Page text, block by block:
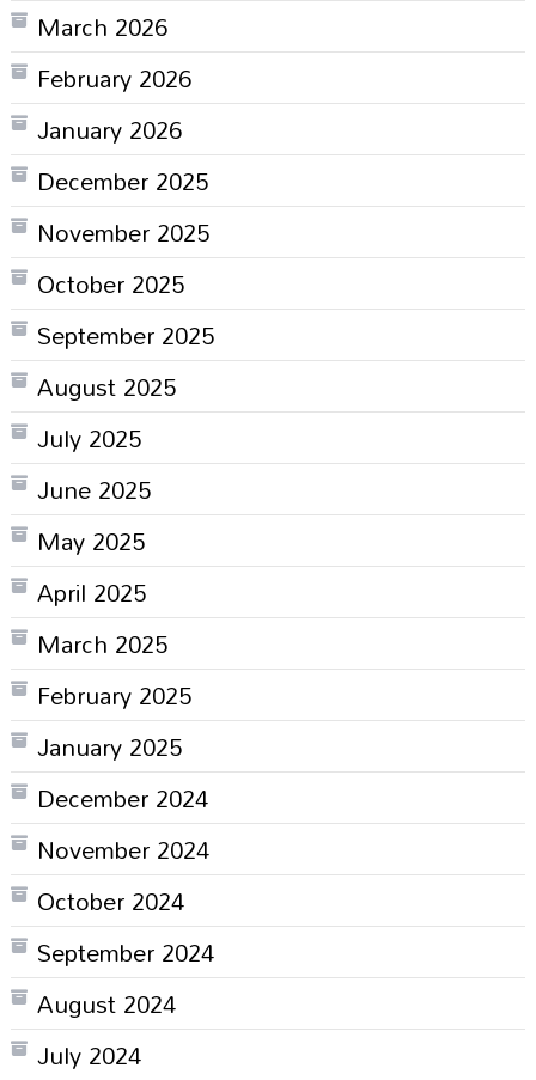
March 2026
February 2026
January 2026
December 2025
November 2025
October 2025
September 2025
August 2025
July 2025
June 2025
May 2025
April 2025
March 2025
February 2025
January 2025
December 2024
November 2024
October 2024
September 2024
August 2024
July 2024